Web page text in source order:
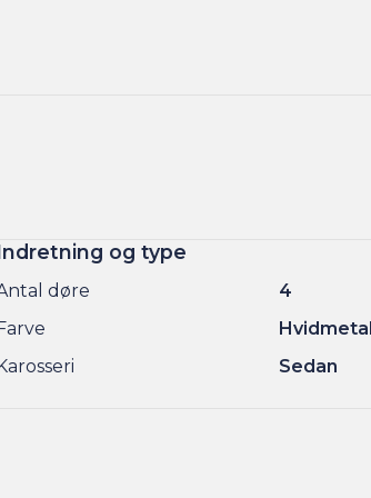
og type
døre
4
Hvidmetal
Sedan